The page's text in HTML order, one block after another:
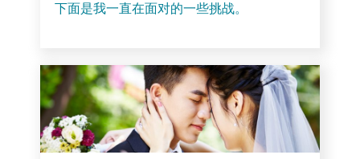
下面是我一直在面对的一些挑战。